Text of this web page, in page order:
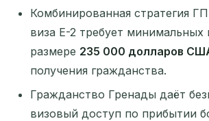
Комбинированная стратегия
виза E-2 требует минимальных
размере 235 000 долларов
получения гражданства.
Гражданство Гренады даёт
визовый доступ по прибытии